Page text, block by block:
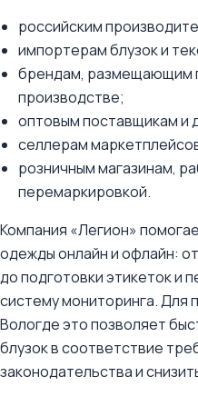
российским
импортерам блузок и
брендам, размещающим
производстве;
оптовым поставщикам и
селлерам
розничным магазинам,
перемаркировкой.
Компания «Легион»
одежды онлайн и офлайн:
до подготовки этикеток и
систему мониторинга. Для
Вологде это позволяет
блузок в соответствие
законодательства и